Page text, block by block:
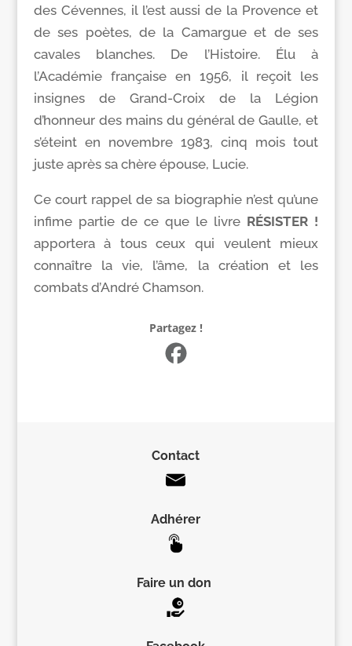
des Cévennes, il l’est aussi de la Provence et
de ses poètes, de la Camargue et de ses
cavales blanches. De l’Histoire. Élu à
l’Académie française en 1956, il reçoit les
insignes de Grand-Croix de la Légion
d’honneur des mains du général de Gaulle, et
s’éteint en novembre 1983, cinq mois tout
juste après sa chère épouse, Lucie.
Ce court rappel de sa biographie n’est qu’une
infime partie de ce que le livre RÉSISTER !
apportera à tous ceux qui veulent mieux
connaître la vie, l’âme, la création et les
combats d’André Chamson.
Partagez !
Contact
Adhérer
Faire un don